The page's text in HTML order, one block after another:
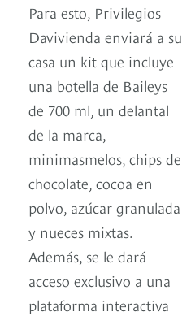
Para esto, Privilegios
Davivienda enviará a su
casa un kit que incluye
una botella de Baileys
de 700 ml, un delantal
de la marca,
minimasmelos, chips de
chocolate, cocoa en
polvo, azúcar granulada
y nueces mixtas.
Además, se le dará
acceso exclusivo a una
plataforma interactiva